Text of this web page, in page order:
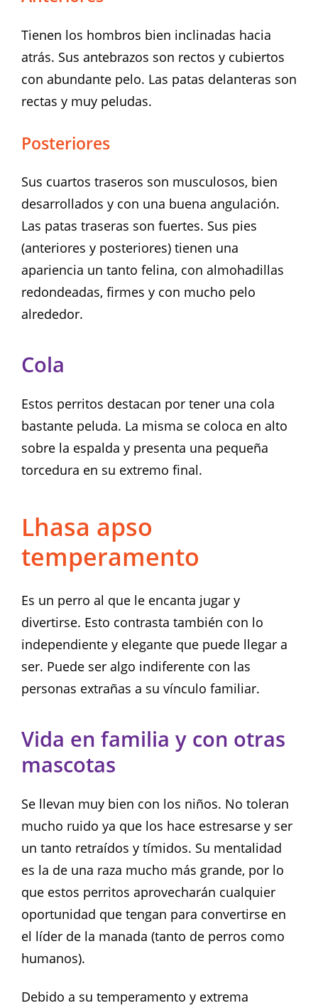
Tienen los hombros bien inclinadas hacia
atrás. Sus antebrazos son rectos y cubiertos
con abundante pelo. Las patas delanteras son
rectas y muy peludas.
Posteriores
Sus cuartos traseros son musculosos, bien
desarrollados y con una buena angulación.
Las patas traseras son fuertes. Sus pies
(anteriores y posteriores) tienen una
apariencia un tanto felina, con almohadillas
redondeadas, firmes y con mucho pelo
alrededor.
Cola
Estos perritos destacan por tener una cola
bastante peluda. La misma se coloca en alto
sobre la espalda y presenta una pequeña
torcedura en su extremo final.
Lhasa apso
temperamento
Es un perro al que le encanta jugar y
divertirse. Esto contrasta también con lo
independiente y elegante que puede llegar a
ser. Puede ser algo indiferente con las
personas extrañas a su vínculo familiar.
Vida en familia y con otras
mascotas
Se llevan muy bien con los niños. No toleran
mucho ruido ya que los hace estresarse y ser
un tanto retraídos y tímidos. Su mentalidad
es la de una raza mucho más grande, por lo
que estos perritos aprovecharán cualquier
oportunidad que tengan para convertirse en
el líder de la manada (tanto de perros como
humanos).
Debido a su temperamento y extrema